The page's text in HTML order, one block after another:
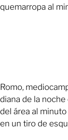
quemarropa al
Romo,
diana de la
del área al
en un tiro de